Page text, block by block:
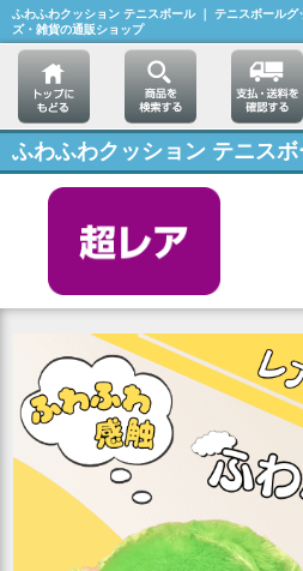
ふわふわクッション テニスボール ｜ テニスボール
ズ・雑貨の通販ショップ
ふわふわクッション テニスボ